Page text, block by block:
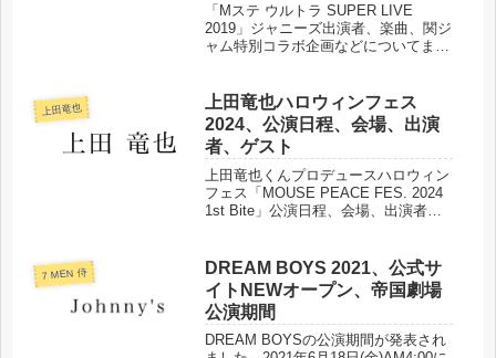
「Mステ ウルトラ SUPER LIVE
2019」ジャニーズ出演者、楽曲、関ジ
ャム特別コラボ企画などについてまと
上田竜也
上田竜也ハロウィンフェス
2024、公演日程、会場、出演
者、ゲスト
上田竜也くんプロデュースハロウィン
フェス「MOUSE PEACE FES. 2024
1st Bite」公演日程、会場、出演者、
7 MEN 侍
DREAM BOYS 2021、公式サ
イトNEWオープン、帝国劇場
公演期間
DREAM BOYSの公演期間が発表され